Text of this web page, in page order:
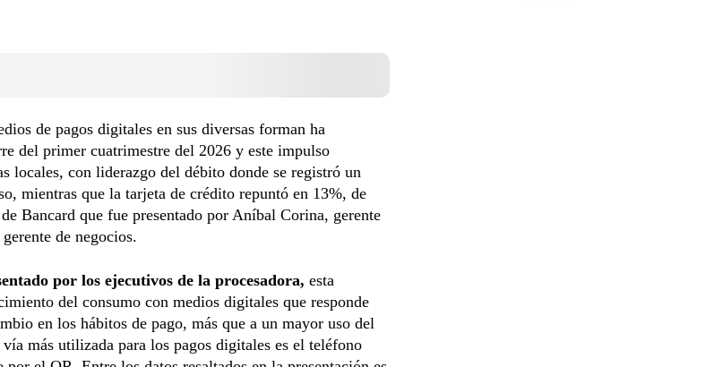
de pagos digitales en sus diversas forman ha
del primer cuatrimestre del 2026 y este impulso
locales, con liderazgo del débito donde se registró un
mientras que la tarjeta de crédito repuntó en 13%, de
Bancard que fue presentado por Aníbal Corina, gerente
de negocios.
por los ejecutivos de la procesadora, esta
del consumo con medios digitales que responde
en los hábitos de pago, más que a un mayor uso del
más utilizada para los pagos digitales es el teléfono